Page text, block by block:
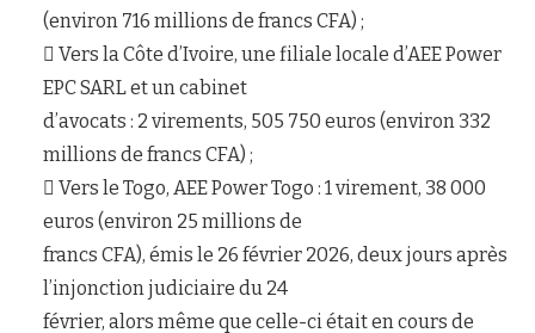
(environ 716 millions de francs CFA) ;
 Vers la Côte d’Ivoire, une filiale locale d’AEE Power
EPC SARL et un cabinet
d’avocats : 2 virements, 505 750 euros (environ 332
millions de francs CFA) ;
 Vers le Togo, AEE Power Togo : 1 virement, 38 000
euros (environ 25 millions de
francs CFA), émis le 26 février 2026, deux jours après
l’injonction judiciaire du 24
février, alors même que celle-ci était en cours de